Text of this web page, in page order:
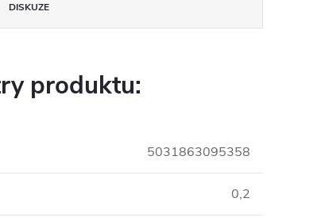
DISKUZE
produktu:
5031863095358
0,2